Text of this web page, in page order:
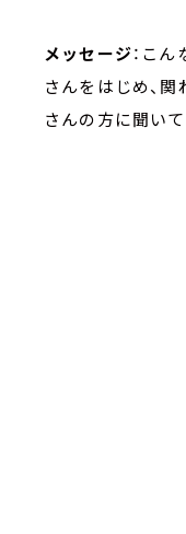
メッセージ：こ
さんをはじめ、
さんの方に聞い